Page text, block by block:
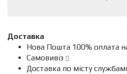
Доставка
Нова Пошта 100% оплата
Самовивіз
Доставка по місту